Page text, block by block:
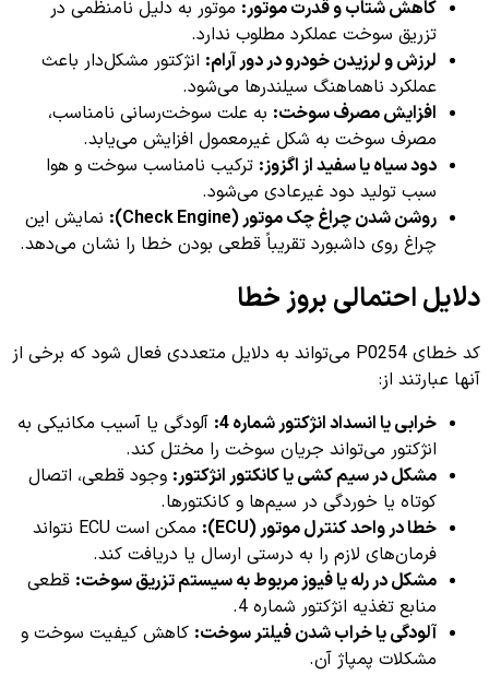
کاهش شتاب و قدرت موتور: موتور به دلیل نامنظمی در
تزریق سوخت عملکرد مطلوب ندارد.
لرزش و لرزیدن خودرو در دور آرام: انژکتور مشکل‌دار باعث
عملکرد ناهماهنگ سیلندرها می‌شود.
افزایش مصرف سوخت: به علت سوخت‌رسانی نامناسب،
مصرف سوخت به شکل غیرمعمول افزایش می‌یابد.
دود سیاه یا سفید از اگزوز: ترکیب نامناسب سوخت و هوا
سبب تولید دود غیرعادی می‌شود.
روشن شدن چراغ چک موتور (Check Engine):
نمایش این
چراغ روی داشبورد تقریباً قطعی بودن خطا را نشان می‌دهد.
دلایل احتمالی بروز خطا
کد خطای P0254 می‌تواند به دلایل متعددی فعال شود که برخی از
آنها عبارتند از:
خرابی یا انسداد انژکتور شماره 4:
آلودگی یا آسیب مکانیکی به
انژکتور می‌تواند جریان سوخت را مختل کند.
مشکل در سیم کشی یا کانکتور انژکتور: وجود قطعی، اتصال
کوتاه یا خوردگی در سیم‌ها و کانکتورها.
خطا در واحد کنترل موتور (ECU):
ممکن است ECU نتواند
فرمان‌های لازم را به درستی ارسال یا دریافت کند.
مشکل در رله یا فیوز مربوط به سیستم تزریق سوخت: قطعی
منابع تغذیه انژکتور شماره 4.
آلودگی یا خراب شدن فیلتر سوخت: کاهش کیفیت سوخت و
مشکلات پمپاژ آن.